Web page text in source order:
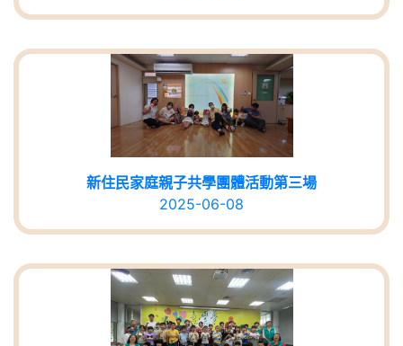
新住民家庭親子共學團體活動第三場
2025-06-08